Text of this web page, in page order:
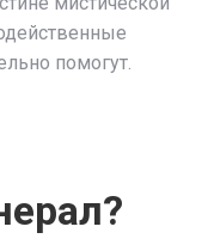
помогут.